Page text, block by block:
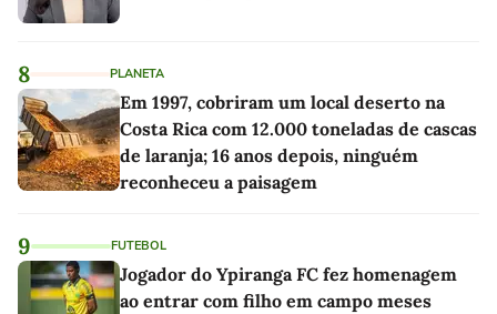
8 PLANETA
Em 1997, cobriram um local deserto na
Costa Rica com 12.000 toneladas de cascas
de laranja; 16 anos depois, ninguém
reconheceu a paisagem
9 FUTEBOL
Jogador do Ypiranga FC fez homenagem
ao entrar com filho em campo meses